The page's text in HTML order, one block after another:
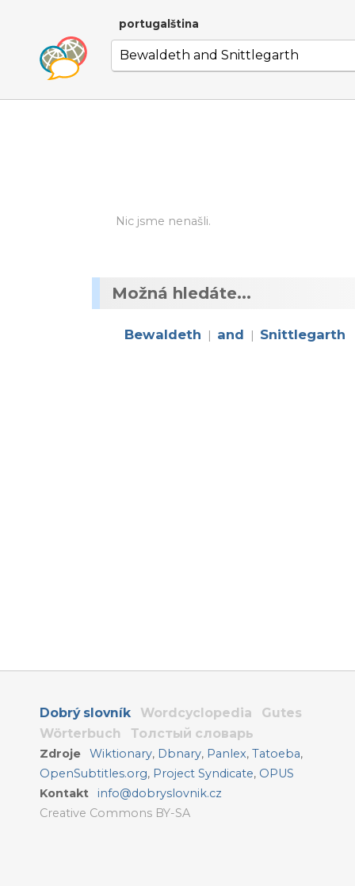
portugalština
Nic jsme nenašli.
Možná hledáte...
Bewaldeth | and | Snittlegarth
Dobrý slovník Wordcyclopedia
Gutes
Wörterbuch
Толстый словарь
Zdroje Wiktionary, Dbnary, Panlex,Tatoeba,
OpenSubtitles.org, Project Syndicate, OPUS
Kontakt
info@dobryslovnik.cz
Creative Commons BY-SA